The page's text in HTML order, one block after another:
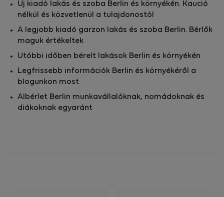
Új kiadó lakás és szoba Berlin és környékén. Kaució
nélkül és közvetlenül a tulajdonostól
A legjobb kiadó garzon lakás és szoba Berlin. Bérlők
maguk értékeltek
Utóbbi időben bérelt lakások Berlin és környékén
Legfrissebb információk Berlin és környékéről a
blogunkon most
Albérlet Berlin munkavállalóknak, nomádoknak és
diákoknak egyaránt